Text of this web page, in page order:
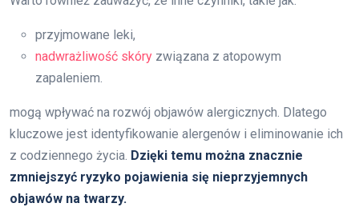
przyjmowane leki,
nadwrażliwość skóry związana z atopowym
zapaleniem.
mogą wpływać na rozwój objawów alergicznych. Dlatego
kluczowe jest identyfikowanie alergenów i eliminowanie ich
z codziennego życia. Dzięki temu można znacznie
zmniejszyć ryzyko pojawienia się nieprzyjemnych
objawów na twarzy.